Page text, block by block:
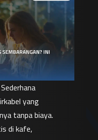
yang
tanpa biaya.
di kafe,